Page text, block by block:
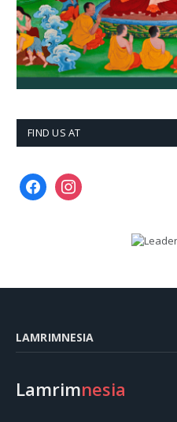
FIND US AT
facebookinstagram
LAMRIMNESIA
Lamrimnesia